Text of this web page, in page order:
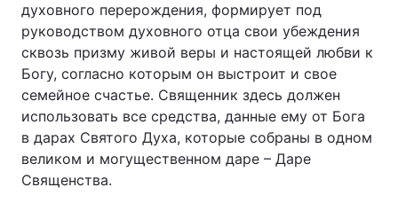
духовного перерождения, формирует под
руководством духовного отца свои убеждения
сквозь призму живой веры и настоящей любви к
Богу, согласно которым он выстроит и свое
семейное счастье. Священник здесь должен
использовать все средства, данные ему от Бога
в дарах Святого Духа, которые собраны в одном
великом и могущественном даре – Даре
Священства.